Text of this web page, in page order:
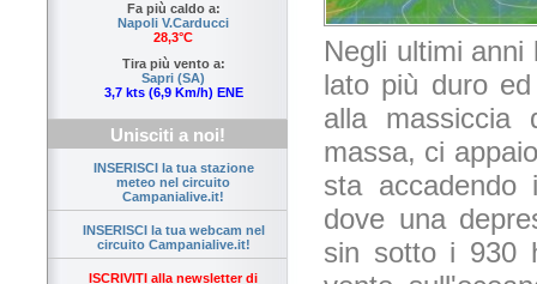
Fa più caldo a:
Napoli V.Carducci
28,3°C
Tira più vento a:
Sapri (SA)
3,7 kts (6,9 Km/h) ENE
Unisciti a noi!
INSERISCI la tua stazione
meteo nel circuito
Campanialive.it!
INSERISCI la tua webcam nel
circuito Campanialive.it!
ISCRIVITI alla newsletter di
Negli ultimi
lato più duro
alla massiccia
massa, ci
sta accadendo
dove una
sin sotto i 930